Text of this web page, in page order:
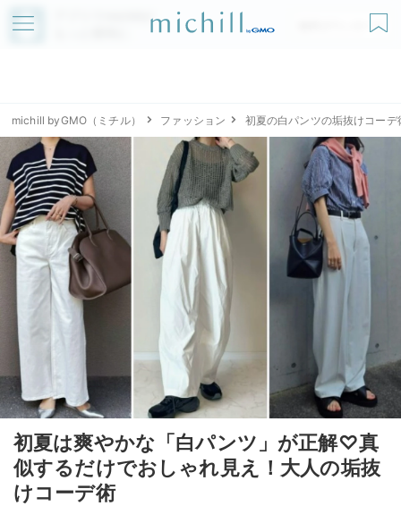
アプリでmichillが
無料ダウンロード
michill byGMO（ミチル） ファッション 初夏の白パンツの垢抜けコーデ
初夏は爽やかな「白パンツ」が正解♡真
似するだけでおしゃれ見え！大人の垢抜
けコーデ術